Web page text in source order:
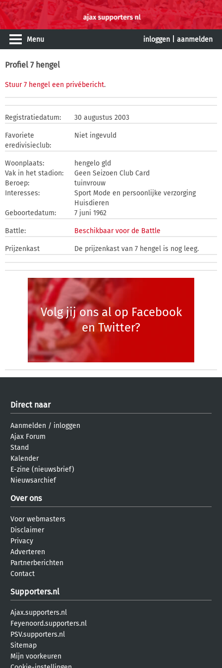
Menu inloggen aanmelden
Profiel 7 hengel
Stuur 7 hengel een privébericht.
Registratiedatum: 30 augustus 2003
Favoriete
eredivisieclub:
Niet ingevuld
Woonplaats:
hengelo gld
Vak in het stadion:
Geen Seizoen Club Card
Beroep:
tuinvrouw
Interesses:
Sport Mode en persoonlijke verzorging
Huisdieren
Geboortedatum:
7 juni 1962
Battle: Beschikbaar voor de Battle
Prijzenkast De prijzenkast van 7 hengel is nog leeg.
Volg jij ons al op Facebook
en Twitter?
Direct naar
Aanmelden / inloggen
Ajax Forum
Stand
Kalender
E-zine (nieuwsbrief)
Nieuwsarchief
Over ons
Voor webmasters
Disclaimer
Privacy
Adverteren
Partnerberichten
Contact
Supporters.nl
Ajax.supporters.nl
Feyenoord.supporters.nl
PSV.supporters.nl
Sitemap
Mijn voorkeuren